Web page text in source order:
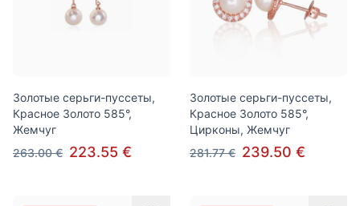
Золотые серьги-пуссеты,
Красное Золото 585°,
Жемчуг
263.00 € 223.55 €
Золотые серьги-пуссеты,
Красное Золото 585°,
Цирконы, Жемчуг
281.77 € 239.50 €